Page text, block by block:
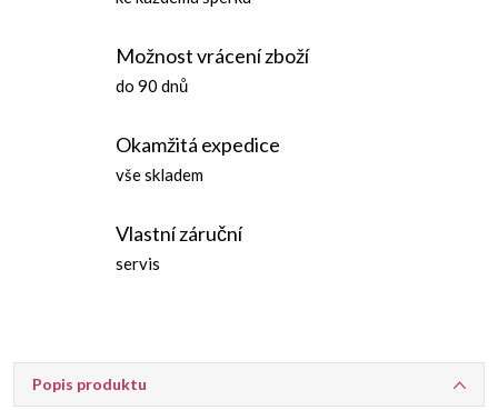
Možnost vrácení zboží
do 90 dnů
Okamžitá expedice
vše skladem
Vlastní záruční
servis
Popis produktu